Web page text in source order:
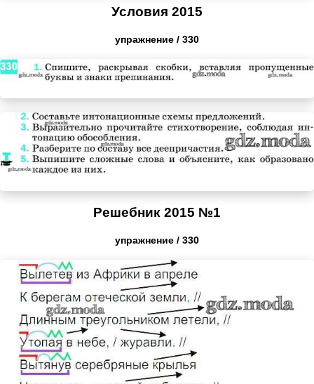
Условия 2015
упражнение / 330
Решебник 2015 №1
упражнение / 330